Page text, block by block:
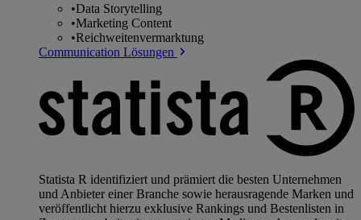
•Data Storytelling
•Marketing Content
•Reichweitenvermarktung
Communication Lösungen
Statista R identifiziert und prämiert die besten Unternehmen
und Anbieter einer Branche sowie herausragende Marken und
veröffentlicht hierzu exklusive Rankings und Bestenlisten in